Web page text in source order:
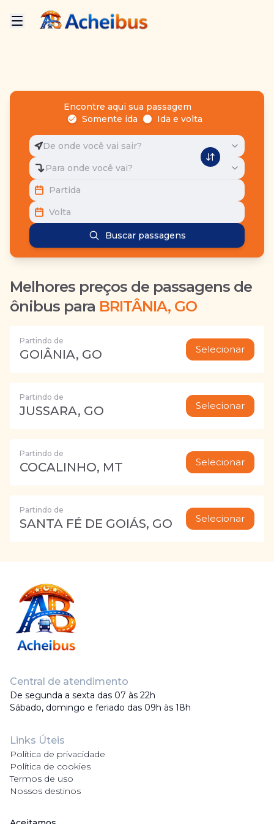
Encontre aqui sua passagem
Somente ida
Ida e volta
De onde você vai sair?
Para onde você vai?
Partida
Volta
Buscar passagens
Melhores preços de passagens de
ônibus para BRITÂNIA, GO
Partindo de
GOIÂNIA, GO Selecionar
Partindo de
JUSSARA, GO Selecionar
Partindo de
COCALINHO, MT Selecionar
Partindo de
SANTA FÉ DE GOIÁS, GO Selecionar
Central de atendimento
De segunda a sexta das 07 às 22h
Sábado, domingo e feriado das 09h às 18h
Links Úteis
Política de privacidade
Política de cookies
Termos de uso
Nossos destinos